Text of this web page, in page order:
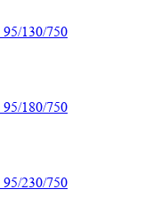
130/750
180/750
230/750